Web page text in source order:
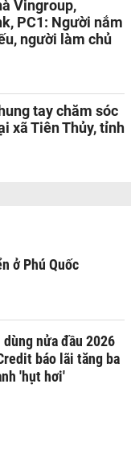
Vingroup,
PC1: Người nắm
người làm chủ
tay chăm sóc
xã Tiên Thủy, tỉnh
ở Phú Quốc
nửa đầu 2026
báo lãi tăng ba
'hụt hơi'